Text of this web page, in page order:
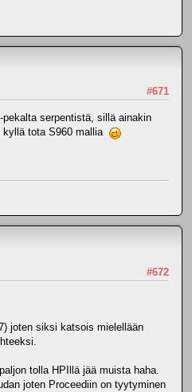
#671
serpentistä, sillä ainakin
tota S960 mallia
#672
joten siksi katsois mielellään
tolla HPIllä jää muista haha.
joten Proceediin on tyytyminen